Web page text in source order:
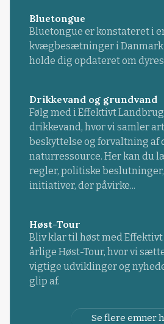
Bluetongue
Bluetongue er konstateret i
kvægbesætninger i
holde dig opdateret om
Drikkevand og grundvand
Følg med i Effektivt
drikkevand, hvor vi samler
beskyttelse og forvaltning af
naturressource. Her kan du
regler, politiske
initiativer, der påvirke...
Høst-Tour
Bliv klar til høst med
årlige Høst-Tour, hvor vi
vigtige udviklinger og
glip af.
Se flere emner